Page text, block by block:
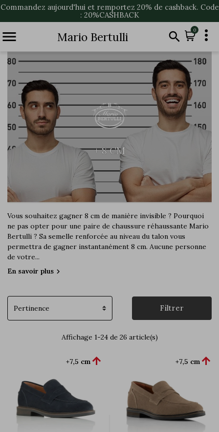
Commandez aujourd'hui et remportez 20% de cashback. Code
: 20%CASHBACK
 Mario Bertulli  0 
+ 8 CM
Vous souhaitez gagner 8 cm de manière invisible ? Pourquoi
ne pas opter pour une paire de chaussure réhaussante Mario
Bertulli ? Sa semelle renforcée au niveau du talon vous
permettra de gagner instantanément 8 cm. Aucune personne
de votre...
En savoir plus chevron_right
Filtrer
Affichage 1-24 de 26 article(s)
+7,5 cm  +7,5 cm 